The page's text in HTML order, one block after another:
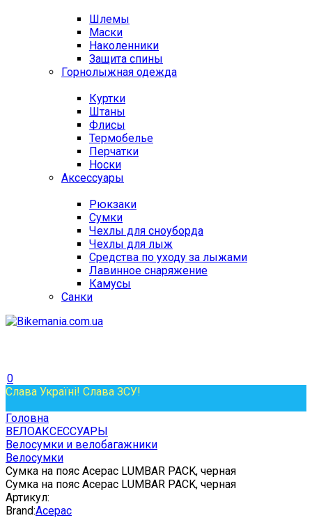
Шлемы
Маски
Наколенники
Защита спины
Горнолыжная одежда
Куртки
Штаны
Флисы
Термобелье
Перчатки
Носки
Аксессуары
Рюкзаки
Сумки
Чехлы для сноуборда
Чехлы для лыж
Средства по уходу за лыжами
Лавинное снаряжение
Камусы
Санки
0
Слава Україні! Слава ЗСУ!
Головна
ВЕЛОАКСЕССУАРЫ
Велосумки и велобагажники
Велосумки
Сумка на пояс Acepac LUMBAR PACK, черная
Сумка на пояс Acepac LUMBAR PACK, черная
Артикул:
Brand:Aceрac